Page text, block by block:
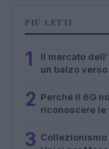
PIÙ LETTI
1
Il mercato
un balzo
2 Perché il 6G
riconoscere le
3 Collezionismo